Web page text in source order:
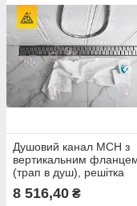
Душовий канал МСН з
вертикальним
(трап в душ), решітка
Медіум, сухий сифон,
мм, 650 мм, CH 650
8 516,40 ₴